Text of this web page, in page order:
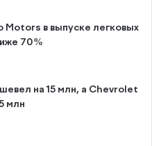
Motors в выпуске легковых
70%
на 15 млн, а Chevrolet
млн